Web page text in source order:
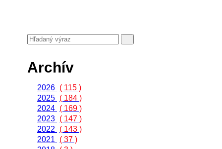
Archív
2026 ( 115 )
2025 ( 184 )
2024 ( 169 )
2023 ( 147 )
2022
( 143 )
2021
( 37 )